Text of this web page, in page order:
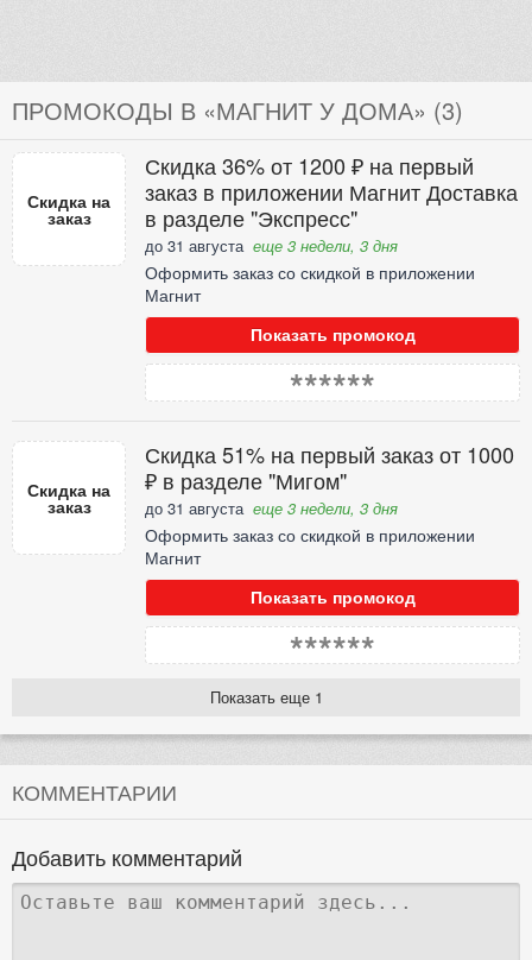
ПРОМОКОДЫ В «МАГНИТ У ДОМА» (3)
Скидка на
заказ
Скидка 36% от 1200 ₽ на первый
заказ в приложении Магнит Доставка
в разделе "Экспресс"
до 31 августа еще 3 недели, 3 дня
Оформить заказ со скидкой в приложении
Магнит
Показать промокод
******
Скидка на
заказ
Скидка 51% на первый заказ от 1000
₽ в разделе "Мигом"
до 31 августа еще 3 недели, 3 дня
Оформить заказ со скидкой в приложении
Магнит
Показать промокод
******
Показать еще 1
КОММЕНТАРИИ
Добавить комментарий